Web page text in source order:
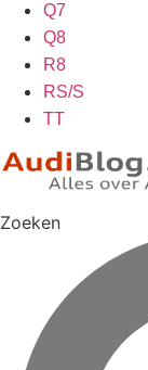
Q7
Q8
R8
RS/S
TT
Zoeken